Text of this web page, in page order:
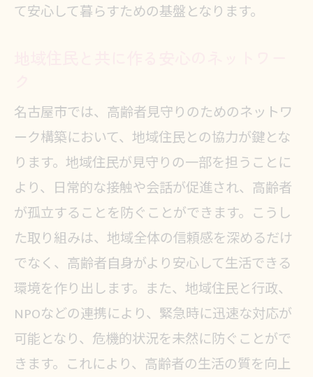
て安心して暮らすための基盤となります。
名古屋市では、高齢者見守りのためのネットワ
ーク構築において、地域住民との協力が鍵とな
ります。地域住民が見守りの一部を担うことに
より、日常的な接触や会話が促進され、高齢者
が孤立することを防ぐことができます。こうし
た取り組みは、地域全体の信頼感を深めるだけ
でなく、高齢者自身がより安心して生活できる
環境を作り出します。また、地域住民と行政、
NPOなどの連携により、緊急時に迅速な対応が
可能となり、危機的状況を未然に防ぐことがで
きます。これにより、高齢者の生活の質を向上